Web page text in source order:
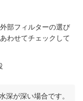
部フィルターの選び
わせてチェックして
深が深い場合です。